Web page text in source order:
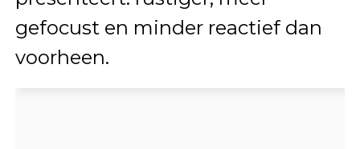
gefocust en minder reactief dan
voorheen.